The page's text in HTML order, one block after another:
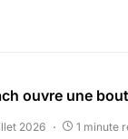
ouvre une
2026 1 minute